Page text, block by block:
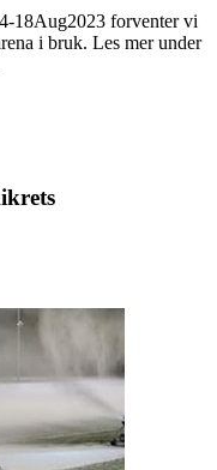
18Aug2023 forventer vi
i bruk. Les mer under